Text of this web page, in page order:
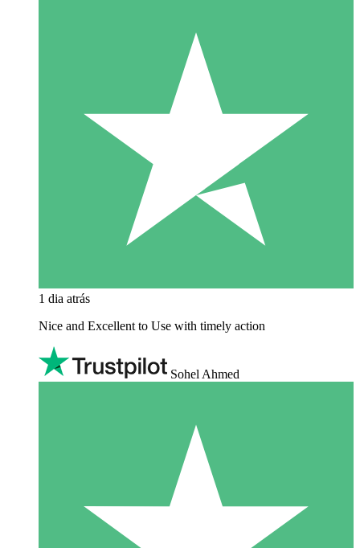
1 dia atrás
Nice and Excellent to Use with timely action
Sohel Ahmed